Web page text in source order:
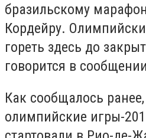
бразильскому
Кордейру.
гореть здесь до
говорится в
Как сообщалось
олимпийские игры-